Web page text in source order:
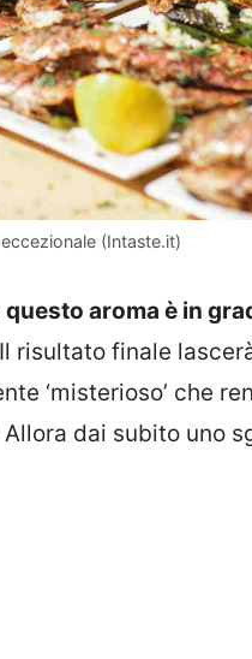
(Intaste.it)
questo aroma è in
Il risultato finale
‘misterioso’ che
dai subito uno